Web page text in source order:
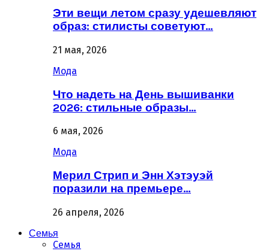
Эти вещи летом сразу удешевляют
образ: стилисты советуют…
21 мая, 2026
Мода
Что надеть на День вышиванки
2026: стильные образы…
6 мая, 2026
Мода
Мерил Стрип и Энн Хэтэуэй
поразили на премьере…
26 апреля, 2026
Семья
Семья